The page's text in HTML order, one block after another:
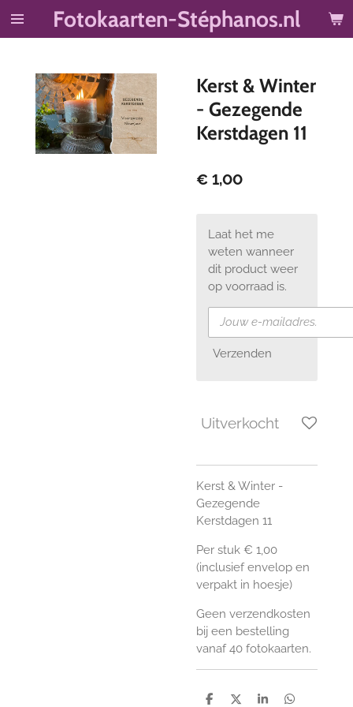
Ga
hoofdinhoud
Fotokaarten-Stéphanos.nl
Kerst & Winter
- Gezegende
Kerstdagen 11
€ 1,00
Laat het me
weten wanneer
dit product weer
op voorraad is.
Verzenden
Uitverkocht
Kerst & Winter -
Gezegende
Kerstdagen 11
Per stuk € 1,00
(inclusief envelop en
verpakt in hoesje)
Geen verzendkosten
bij een bestelling
vanaf 40 fotokaarten.
D D S D